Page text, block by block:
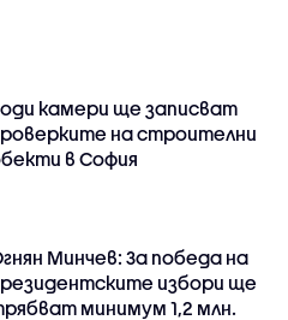
камери ще записват
на строителни
в София
Минчев: За победа на
избори ще
минимум 1,2 млн.